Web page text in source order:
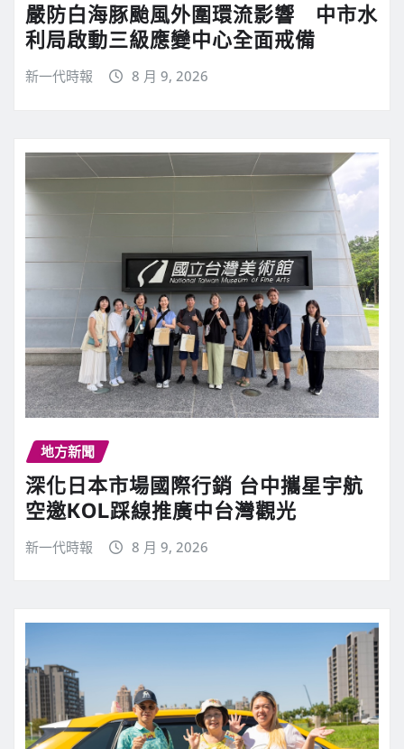
嚴防白海豚颱風外圍環流影響 中市水
利局啟動三級應變中心全面戒備
新一代時報 8 月 9, 2026
地方新聞
深化日本市場國際行銷 台中攜星宇航
空邀KOL踩線推廣中台灣觀光
新一代時報 8 月 9, 2026